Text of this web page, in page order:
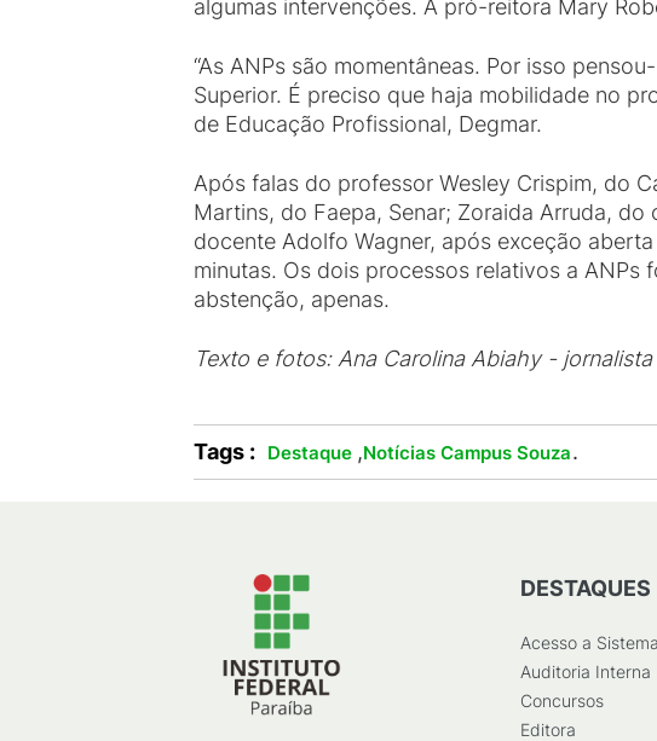
algumas intervenções. A pró-reitora Mary
“As ANPs são momentâneas. Por isso
Superior. É preciso que haja mobilidade no
de Educação Profissional, Degmar.
Após falas do professor Wesley Crispim, do
Martins, do Faepa, Senar; Zoraida Arruda,
docente Adolfo Wagner, após exceção
minutas. Os dois processos relativos a
abstenção, apenas.
Texto e fotos: Ana Carolina Abiahy -
Tags : Destaque ,Notícias Campus Souza.
DESTAQUES
Acesso a
Auditoria Interna
Concursos
Editora